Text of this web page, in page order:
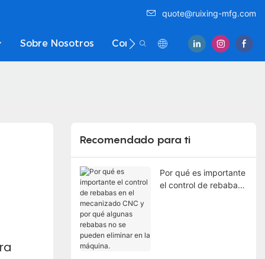
quote@ruixing-mfg.com
Sobre Nosotros Contáctenos
Recomendado para ti
Por qué es importante
el control de rebabas